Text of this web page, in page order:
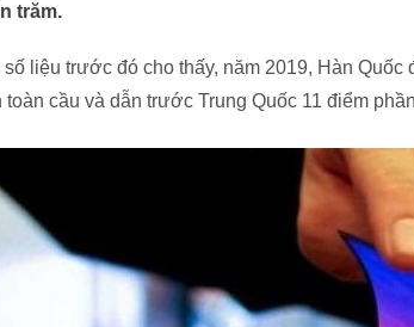
trăm.
số liệu trước đó cho thấy, năm 2019, Hàn
toàn cầu và dẫn trước Trung Quốc 11 điểm